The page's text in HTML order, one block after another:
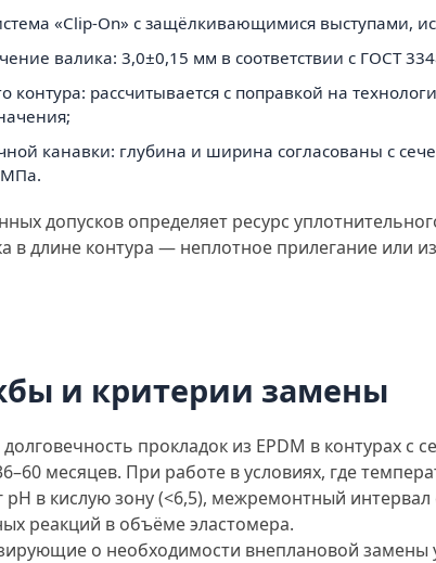
«Clip-On» с защёлкивающимися выступами,
валика: 3,0±0,15 мм в соответствии с ГОСТ
контура: рассчитывается с поправкой на
канавки: глубина и ширина согласованы с
МПа.
допусков определяет ресурс
в длине контура — неплотное прилегание или
и критерии замены
прокладок из EPDM в контурах
месяцев. При работе в условиях, где
pH в кислую зону (<6,5), межремонтный
реакций в объёме эластомера.
о необходимости внеплановой замены